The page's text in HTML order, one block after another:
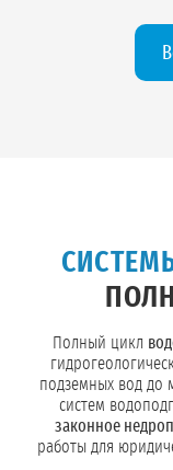
Полный цикл
подземных вод до
систем
законное
работы для